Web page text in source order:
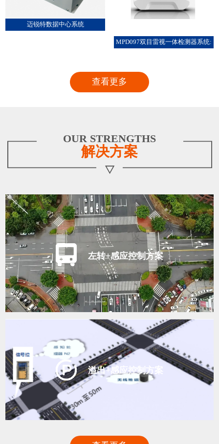
迈锐特数据中心系统
MPD097双目雷视一体检测器系统:
查看更多
OUR STRENGTHS
解决方案
左转+感应控制方案
溢出+感应控制方案